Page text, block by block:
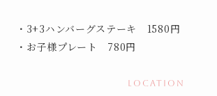
・3+3ハンバーグステーキ 1580円
・お子様プレート 780円
location